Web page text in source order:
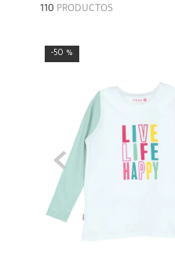
110 PRODUCTOS
50 %